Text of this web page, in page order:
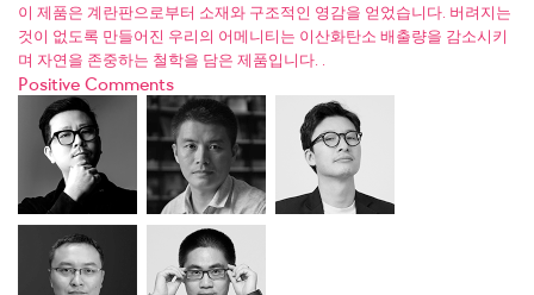
이 제품은 계란판으로부터 소재와 구조적인 영감을 얻었습니다. 버려지는
것이 없도록 만들어진 우리의 어메니티는 이산화탄소 배출량을 감소시키
며 자연을 존중하는 철학을 담은 제품입니다. .
Positive Comments